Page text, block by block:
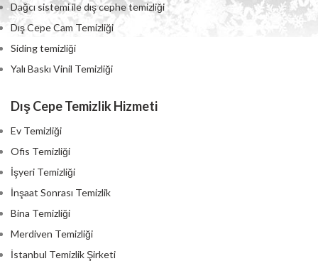
Dağcı sistemi ile dış cephe temizliği
Dış Cepe Cam Temizliği
Siding temizliği
Yalı Baskı Vinil Temizliği
Dış Cepe Temizlik Hizmeti
Ev Temizliği
Ofis Temizliği
İşyeri Temizliği
İnşaat Sonrası Temizlik
Bina Temizliği
Merdiven Temizliği
İstanbul Temizlik Şirketi